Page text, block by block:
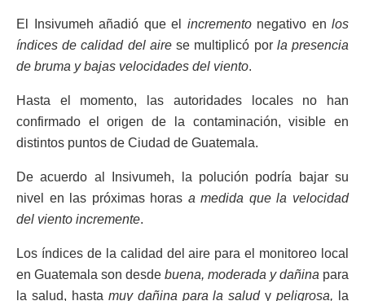
El Insivumeh añadió que el incrementonegativo en los
índices de calidad del airese multiplicó por la presencia
de bruma y bajas velocidades del viento.
Hasta el momento, las autoridades locales no han
confirmado el origen de la contaminación, visible en
distintos puntos de Ciudad de Guatemala.
De acuerdo al Insivumeh, la polución podría bajar su
nivel en las próximas horas a medida que la velocidad
del viento incremente.
Los índices de la calidad del aire para el monitoreo local
en Guatemala son desde buena, moderada y dañina para
la salud, hasta muy dañina para la saludy peligrosa, la